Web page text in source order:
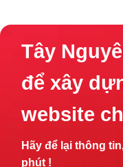
Tây
để xây
website
Hãy để lại thông
phút !